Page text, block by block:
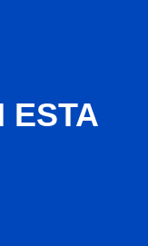
ESTA